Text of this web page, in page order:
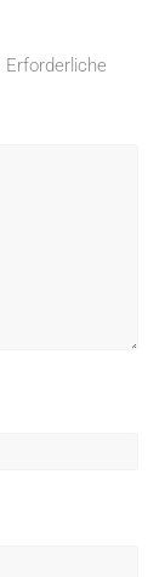
Erforderliche